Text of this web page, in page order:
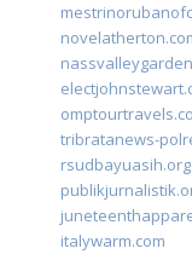
tribratanews-
rsudbayuasih.org
italywarm.com